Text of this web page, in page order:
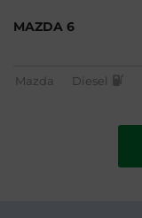
MAZDA 6
Mazda Diesel